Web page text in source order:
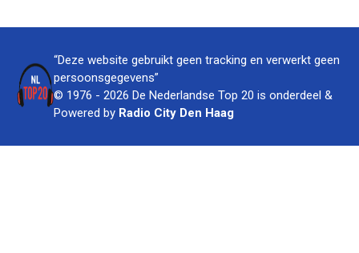
“Deze website gebruikt geen tracking en verwerkt geen
persoonsgegevens”
© 1976 - 2026 De Nederlandse Top 20 is onderdeel &
Powered by Radio City Den Haag